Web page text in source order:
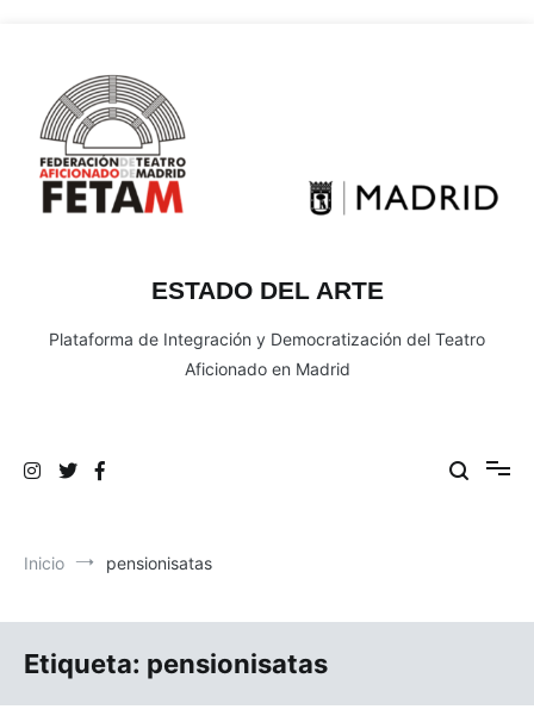
contenido
ESTADO DEL ARTE
Plataforma de Integración y Democratización del Teatro
Aficionado en Madrid
Inicio pensionisatas
Etiqueta: pensionisatas